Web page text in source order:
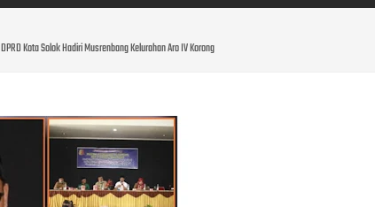
DPRD Kota Solok Hadiri Musrenbang Kelurahan Aro IV Korong